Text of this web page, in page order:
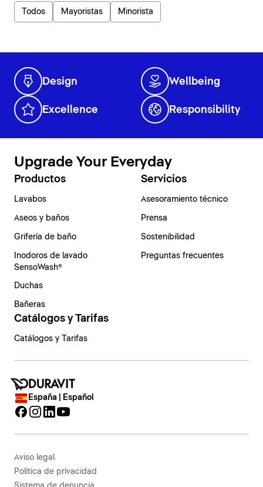
Todos Mayoristas Minorista
Design Wellbeing
Excellence Responsibility
Upgrade Your Everyday
Productos
Lavabos
Aseos y baños
Grifería de baño
Inodoros de lavado
SensoWash®
Duchas
Bañeras
Servicios
Asesoramiento técnico
Prensa
Sostenibilidad
Preguntas frecuentes
Catálogos y Tarifas
Catálogos y Tarifas
España | Español
Aviso legal
Política de privacidad